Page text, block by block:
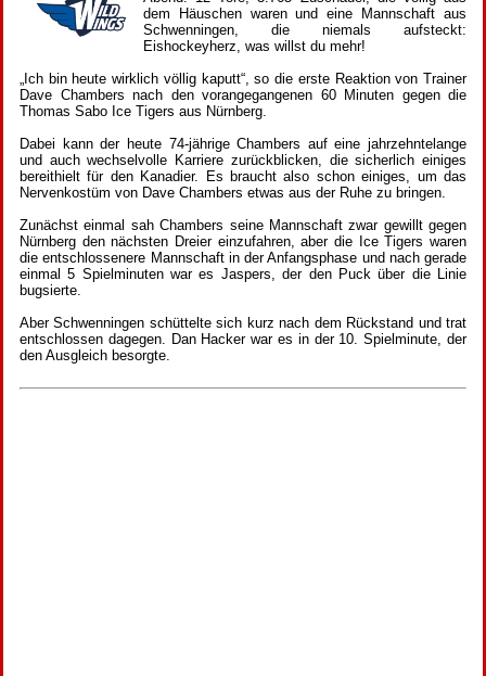
dem Häuschen waren und eine Mannschaft aus
Schwenningen, die niemals aufsteckt:
Eishockeyherz, was willst du mehr!
„Ich bin heute wirklich völlig kaputt“, so die erste Reaktion von Trainer
Dave Chambers nach den vorangegangenen 60 Minuten gegen die
Thomas Sabo Ice Tigers aus Nürnberg.
Dabei kann der heute 74-jährige Chambers auf eine jahrzehntelange
und auch wechselvolle Karriere zurückblicken, die sicherlich einiges
bereithielt für den Kanadier. Es braucht also schon einiges, um das
Nervenkostüm von Dave Chambers etwas aus der Ruhe zu bringen.
Zunächst einmal sah Chambers seine Mannschaft zwar gewillt gegen
Nürnberg den nächsten Dreier einzufahren, aber die Ice Tigers waren
die entschlossenere Mannschaft in der Anfangsphase und nach gerade
einmal 5 Spielminuten war es Jaspers, der den Puck über die Linie
bugsierte.
Aber Schwenningen schüttelte sich kurz nach dem Rückstand und trat
entschlossen dagegen. Dan Hacker war es in der 10. Spielminute, der
den Ausgleich besorgte.